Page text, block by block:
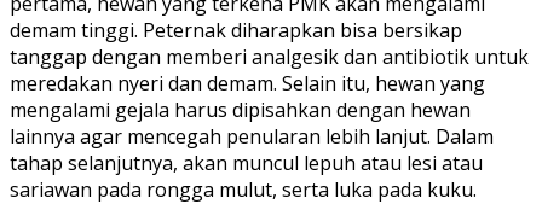
demam tinggi. Peternak diharapkan bisa bersikap
tanggap dengan memberi analgesik dan antibiotik untuk
meredakan nyeri dan demam. Selain itu, hewan yang
mengalami gejala harus dipisahkan dengan hewan
lainnya agar mencegah penularan lebih lanjut. Dalam
tahap selanjutnya, akan muncul lepuh atau lesi atau
sariawan pada rongga mulut, serta luka pada kuku.